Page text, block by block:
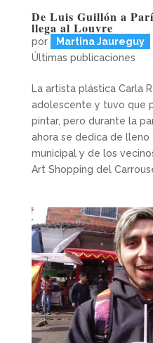
De Luis Guillón a
llega al Louvre
por Martina Jaureguy
Últimas publicaciones
La artista plástica Carla
adolescente y tuvo que
pintar, pero durante la
ahora se dedica de lleno
municipal y de los
Art Shopping del